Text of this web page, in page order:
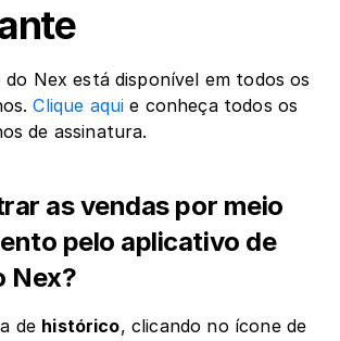
do Nex está disponível em todos os
Clique aqui e conheça todos os
de assinatura.
as vendas por meio
pelo aplicativo de
Nex?
de histórico, clicando no ícone de